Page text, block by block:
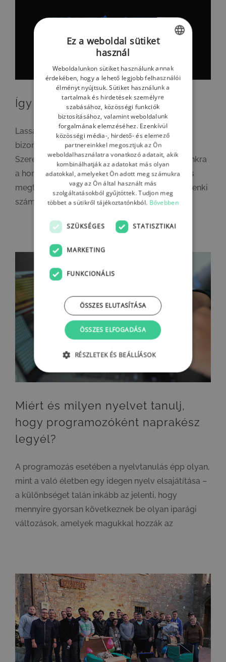
Így dolgozunk home office-ban
Lassan három hete mi is úgy döntöttünk, hogy
bizonytalan ideig otthonról folytatjuk tovább.
Szerencsére eddig sem volt ismeretlen számunkra
a home office, így gyorsan alkalmazkodtunk, és
megteremtettük a feltételeit annak, hogy mindenki
számára gördülékeny
Miért és milyen nyelvet tanulj,
hogy programozóként naprakész
legyél?
A programozás esetében a nyelvtanulás épp olyan,
mint a való életben egy idegen nyelv elsajátítása –
a különbséget talán inkább az jelenti, hogy
mennyire gyorsan következnek be olyan iparági
változások, amelyek magukkal hozzák az
ENGLISH
HUNGARIAN
Ez a weboldal sütiket
használ
Weboldalunkon sütiket használunk annak
érdekében, hogy a lehető legjobb felhasználói
élményt nyújtsuk. Sütiket használunk a
tartalmak és hirdetések személyre
szabásához, közösségi funkciók
biztosításához, valamint weboldalunk
forgalmának elemzéséhez. Ezenkívül
közösségi média-, hirdető- és elemező
partnereinkkel megosztjuk az Ön
weboldalhasználatra vonatkozó adatait, akik
kombinálhatják az adatokat más olyan
adatokkal, amelyeket Ön adott meg számukra
vagy az Ön által használt más
szolgáltatásokból gyűjtöttek. Tudjon meg
többet a sütikről tájékoztatónkból. Bővebben
SZÜKSÉGES STATISZTIKAI
MARKETING
FUNKCIONÁLIS
ÖSSZES ELFOGADÁSA
ÖSSZES ELUTASÍTÁSA
RÉSZLETEK ÉS BEÁLLÍÁSOK